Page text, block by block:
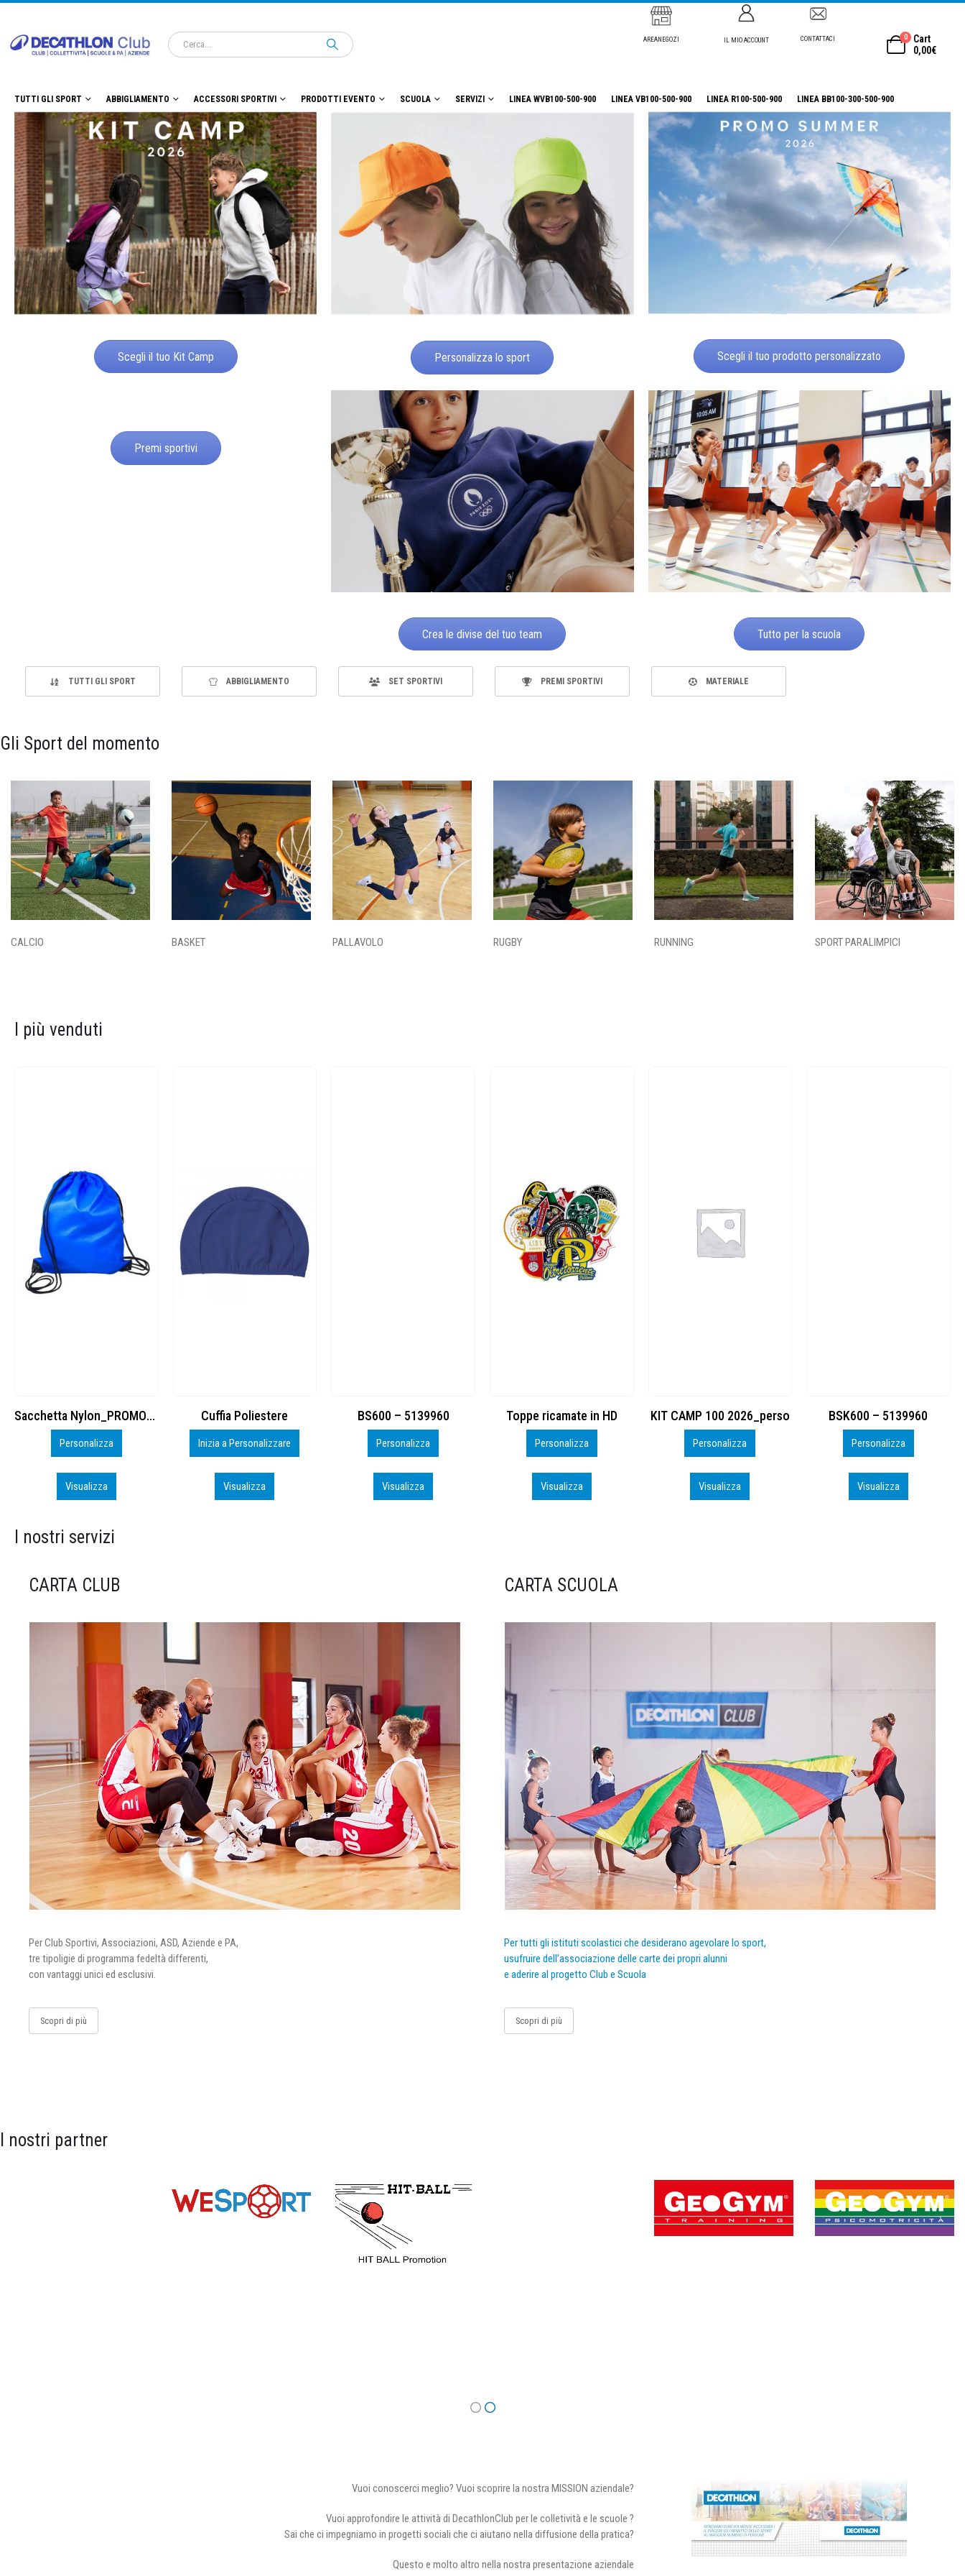
AREANEGOZI IL MIO ACCOUNT CONTATTACI 0
Cart
0,00€
TUTTI GLI SPORT ABBIGLIAMENTO ACCESSORI SPORTIVI PRODOTTI EVENTO SCUOLA SERVIZI LINEA WVB100-500-900 LINEA VB100-500-900 LINEA R100-500-900 LINEA BB100-300-500-900
Scegli il tuo Kit Camp Personalizza lo sport Scegli il tuo prodotto personalizzato
Premi sportivi
Crea le divise del tuo team Tutto per la scuola
TUTTI GLI SPORT ABBIGLIAMENTO SET SPORTIVI PREMI SPORTIVI MATERIALE
Gli Sport del momento
CALCIO BASKET PALLAVOLO RUGBY RUNNING SPORT PARALIMPICI
I più venduti
Cuffia Poliestere
Inizia a Personalizzare
Visualizza
BS600 – 5139960
Personalizza
Visualizza
Toppe ricamate in HD
Personalizza
Visualizza
KIT CAMP 100 2026_perso
Personalizza
Visualizza
BSK600 – 5139960
Personalizza
Visualizza
DTF
Personalizza
Visualizza
I nostri servizi
CARTA CLUB
Per Club Sportivi, Associazioni, ASD, Aziende e PA,
tre tipoligie di programma fedeltà differenti,
con vantaggi unici ed esclusivi.
Scopri di più
CARTA SCUOLA
Per tutti gli istituti scolastici che desiderano agevolare lo sport,
usufruire dell’associazione delle carte dei propri alunni
e aderire al progetto Club e Scuola
Scopri di più
I nostri partner
Vuoi conoscerci meglio? Vuoi scoprire la nostra MISSION aziendale?
Vuoi approfondire le attività di DecathlonClub per le colletività e le scuole ?
Sai che ci impegniamo in progetti sociali che ci aiutano nella diffusione della pratica?
Questo e molto altro nella nostra presentazione aziendale